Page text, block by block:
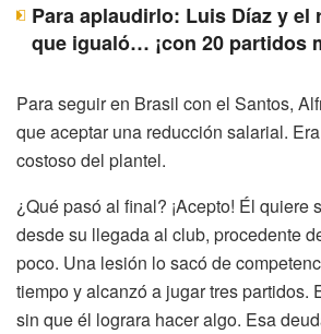
Para aplaudirlo: Luis Díaz y el
que igualó… ¡con 20 partidos
Para seguir en Brasil con el Santos,
que aceptar una reducción salarial.
costoso del plantel.
¿Qué pasó al final? ¡Acepto! Él quiere
desde su llegada al club, procedente
poco. Una lesión lo sacó de
tiempo y alcanzó a jugar tres partidos.
sin que él lograra hacer algo. Esa